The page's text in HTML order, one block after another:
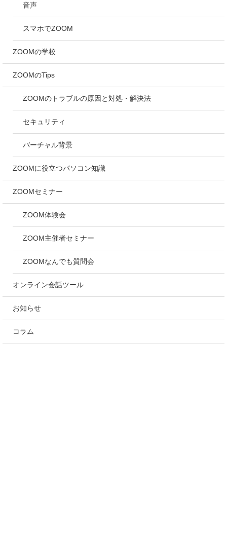
音声
スマホでZOOM
ZOOMの学校
ZOOMのTips
ZOOMのトラブルの原因と対処・解決法
セキュリティ
バーチャル背景
ZOOMに役立つパソコン知識
ZOOMセミナー
ZOOM体験会
ZOOM主催者セミナー
ZOOMなんでも質問会
オンライン会話ツール
お知らせ
コラム